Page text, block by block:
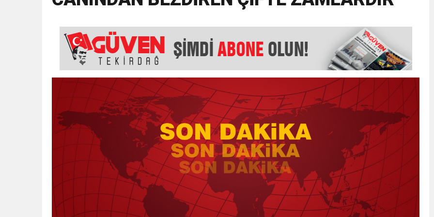
15:35 ÇERKEZKÖY’ÜN CAN DAMARINDA “CANDAN” DEĞİŞİM
12:32
17:43 6. GELENEKSEL KEŞKEK ŞENLİĞİNDE MUHTEŞEM FİNAL